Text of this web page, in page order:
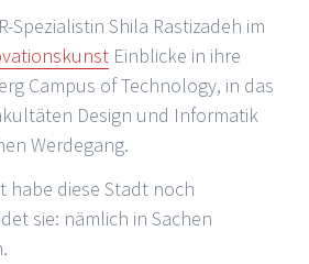
Spezialistin Shila Rastizadeh im
Einblicke in ihre
Campus of Technology, in das
Design und Informatik
Werdegang.
habe diese Stadt noch
sie: nämlich in Sachen